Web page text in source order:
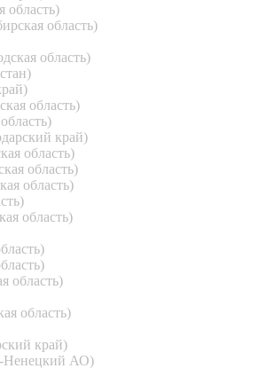
область)
область)
область)
область)
край)
область)
область)
область)
область)
область)
область)
край)
Ненецкий АО)